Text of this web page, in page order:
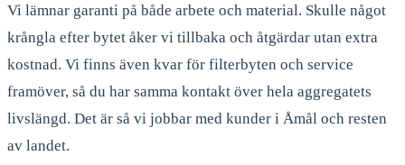
Vi lämnar garanti på både arbete och material. Skulle något
krångla efter bytet åker vi tillbaka och åtgärdar utan extra
kostnad. Vi finns även kvar för filterbyten och service
framöver, så du har samma kontakt över hela aggregatets
livslängd. Det är så vi jobbar med kunder i Åmål och resten
av landet.